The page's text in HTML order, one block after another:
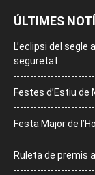
ÚLTIMES
L’eclipsi del
seguretat
Festes d’Estiu de
Festa Major de
Ruleta de premis